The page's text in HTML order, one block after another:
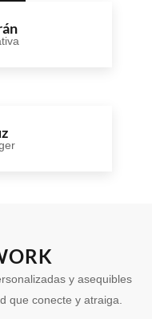
y asequibles
que conecte y atraiga.